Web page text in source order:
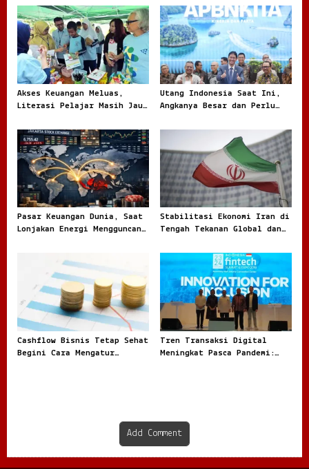
Akses Keuangan Meluas,
Literasi Pelajar Masih Jauh
Utang Indonesia Saat Ini,
Angkanya Besar dan Perlu
Pasar Keuangan Dunia, Saat
Lonjakan Energi Mengguncang
Stabilitasi Ekonomi Iran di
Tengah Tekanan Global dan
Cashflow Bisnis Tetap Sehat
Begini Cara Mengatur
Tren Transaksi Digital
Meningkat Pasca Pandemi:
Add Comment